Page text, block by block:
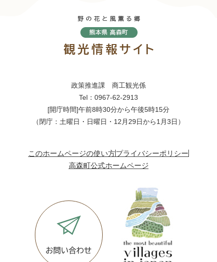
政策推進課 商工観光係
Tel：0967-62-2913
[開庁時間]午前8時30分から午後5時15分
（閉庁：土曜日・日曜日・12月29日から1月3日）
このホームページの使い方プライバシーポリシー
高森町公式ホームページ